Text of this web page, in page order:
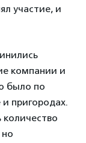
участие, и
компании и
было по
пригородах.